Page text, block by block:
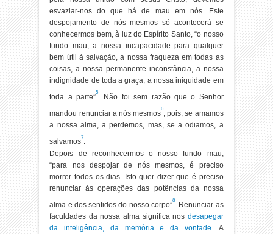
esvaziar-nos do que há de mau em nós. Este
despojamento de nós mesmos só acontecerá se
conhecermos bem, à luz do Espírito Santo, “o nosso
fundo mau, a nossa incapacidade para qualquer
bem útil à salvação, a nossa fraqueza em todas as
coisas, a nossa permanente inconstância, a nossa
indignidade de toda a graça, a nossa iniquidade em
toda a parte”
5
. Não foi sem razão que o Senhor
mandou renunciar a nós mesmos
6
, pois, se amamos
a nossa alma, a perdemos, mas, se a odiamos, a
salvamos
7
.
Depois de reconhecermos o nosso fundo mau,
“para nos despojar de nós mesmos, é preciso
morrer todos os dias. Isto quer dizer que é preciso
renunciar às operações das potências da nossa
alma e dos sentidos do nosso corpo”
8
. Renunciar as
faculdades da nossa alma significa nos desapegar
da inteligência, da memória e da vontade. A